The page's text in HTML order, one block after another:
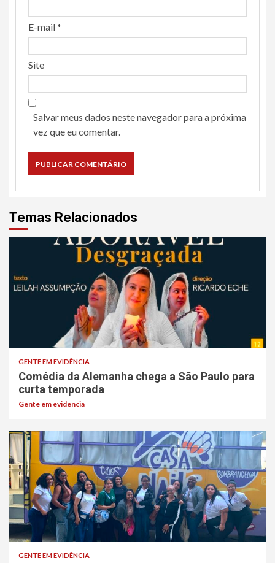
E-mail*
Site
Salvar meus dados neste navegador para a próxima
vez que eu comentar.
Temas Relacionados
GENTE EM EVIDÊNCIA
Comédia da Alemanha chega a São Paulo para
curta temporada
Gente em evidencia
GENTE EM EVIDÊNCIA